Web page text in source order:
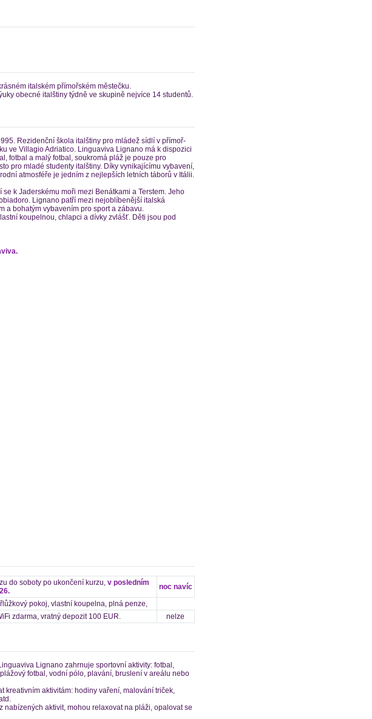
italském přímořském městečku.
obecné italštiny týdně ve skupině nejvíce 14 studentů.
Rezidenční škola italštiny pro mládež sídlí v přímoř-
ve Villagio Adriatico. Linguaviva Lignano má k dispozici
fotbal a malý fotbal, soukromá pláž je pouze pro
pro mladé studenty italštiny. Díky vynikajícímu vybavení,
atmosféře je jedním z nejlepších letních táborů v Itálii.
k Jaderskému moři mezi Benátkami a Terstem. Jeho
Lignano patří mezi nejoblíbenější italská
a bohatým vybavením pro sport a zábavu.
koupelnou, chlapci a dívky zvlášť. Děti jsou pod
do soboty po ukončení kurzu, v posledním
noc navíc
pokoj, vlastní koupelna, plná penze,
zdarma, vratný depozit 100 EUR.
nelze
Lignano zahrnuje sportovní aktivity: fotbal,
fotbal, vodní pólo, plavání, bruslení v areálu nebo
kreativním aktivitám: hodiny vaření, malování triček,
nabízených aktivit, mohou relaxovat na pláži, opalovat se